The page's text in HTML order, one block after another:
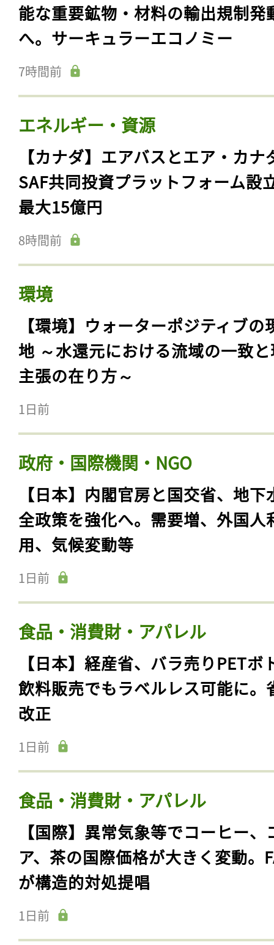
能な重要鉱物・材料の輸出規制発
へ。サーキュラーエコノミー
7時間前
エネルギー・資源
【カナダ】エアバスとエア・カナ
SAF共同投資プラットフォーム設
最大15億円
8時間前
環境
【環境】ウォーターポジティブの
地 ～水還元における流域の一致
主張の在り方～
1日前
政府・国際機関・NGO
【日本】内閣官房と国交省、地下
全政策を強化へ。需要増、外国人
用、気候変動等
1日前
食品・消費財・アパレル
【日本】経産省、バラ売りPETボ
飲料販売でもラベルレス可能に。
改正
1日前
食品・消費財・アパレル
【国際】異常気象等でコーヒー、
ア、茶の国際価格が大きく変動。
が構造的対処提唱
1日前